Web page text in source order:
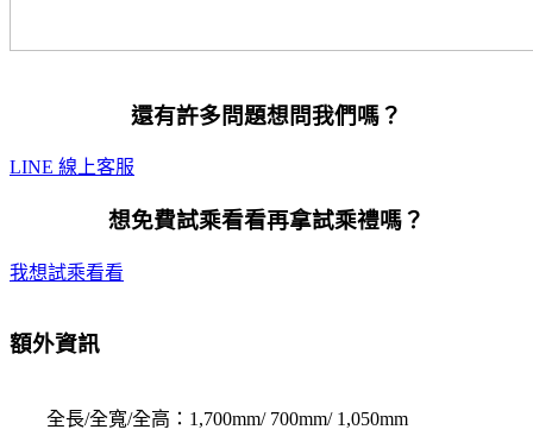
還有許多問題想問我們嗎？
LINE 線上客服
想免費試乘看看再拿試乘禮嗎？
我想試乘看看
額外資訊
全長/全寬/全高：1,700mm/ 700mm/ 1,050mm